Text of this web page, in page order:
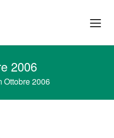
2006
Ottobre 2006